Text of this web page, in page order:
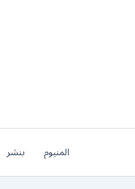
المنيوم بنشر